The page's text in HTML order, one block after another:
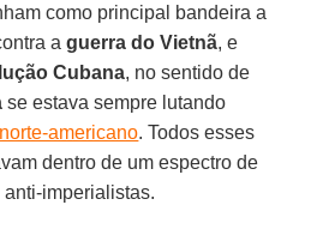
como principal bandeira a
aguerra do Vietnã, e
Cubana, no sentido de
se estava sempre lutando
americano. Todos esses
dentro de um espectro de
anti-imperialistas.